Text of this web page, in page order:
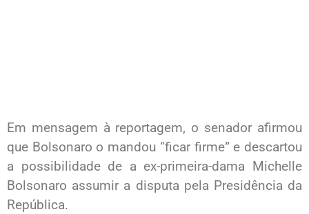
Em mensagem à reportagem, o senador afirmou
que Bolsonaro o mandou “ficar firme” e descartou
a possibilidade de a ex-primeira-dama Michelle
Bolsonaro assumir a disputa pela Presidência da
República.